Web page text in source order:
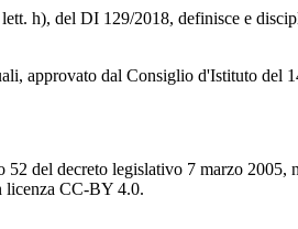
h), del DI 129/2018, definisce e
approvato dal Consiglio d'Istituto del
del decreto legislativo 7 marzo
licenza CC-BY 4.0.